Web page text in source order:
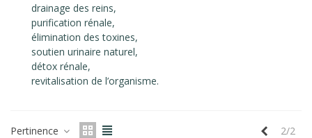
drainage des reins,
purification rénale,
élimination des toxines,
soutien urinaire naturel,
détox rénale,
revitalisation de l’organisme.
Pertinence 2/2